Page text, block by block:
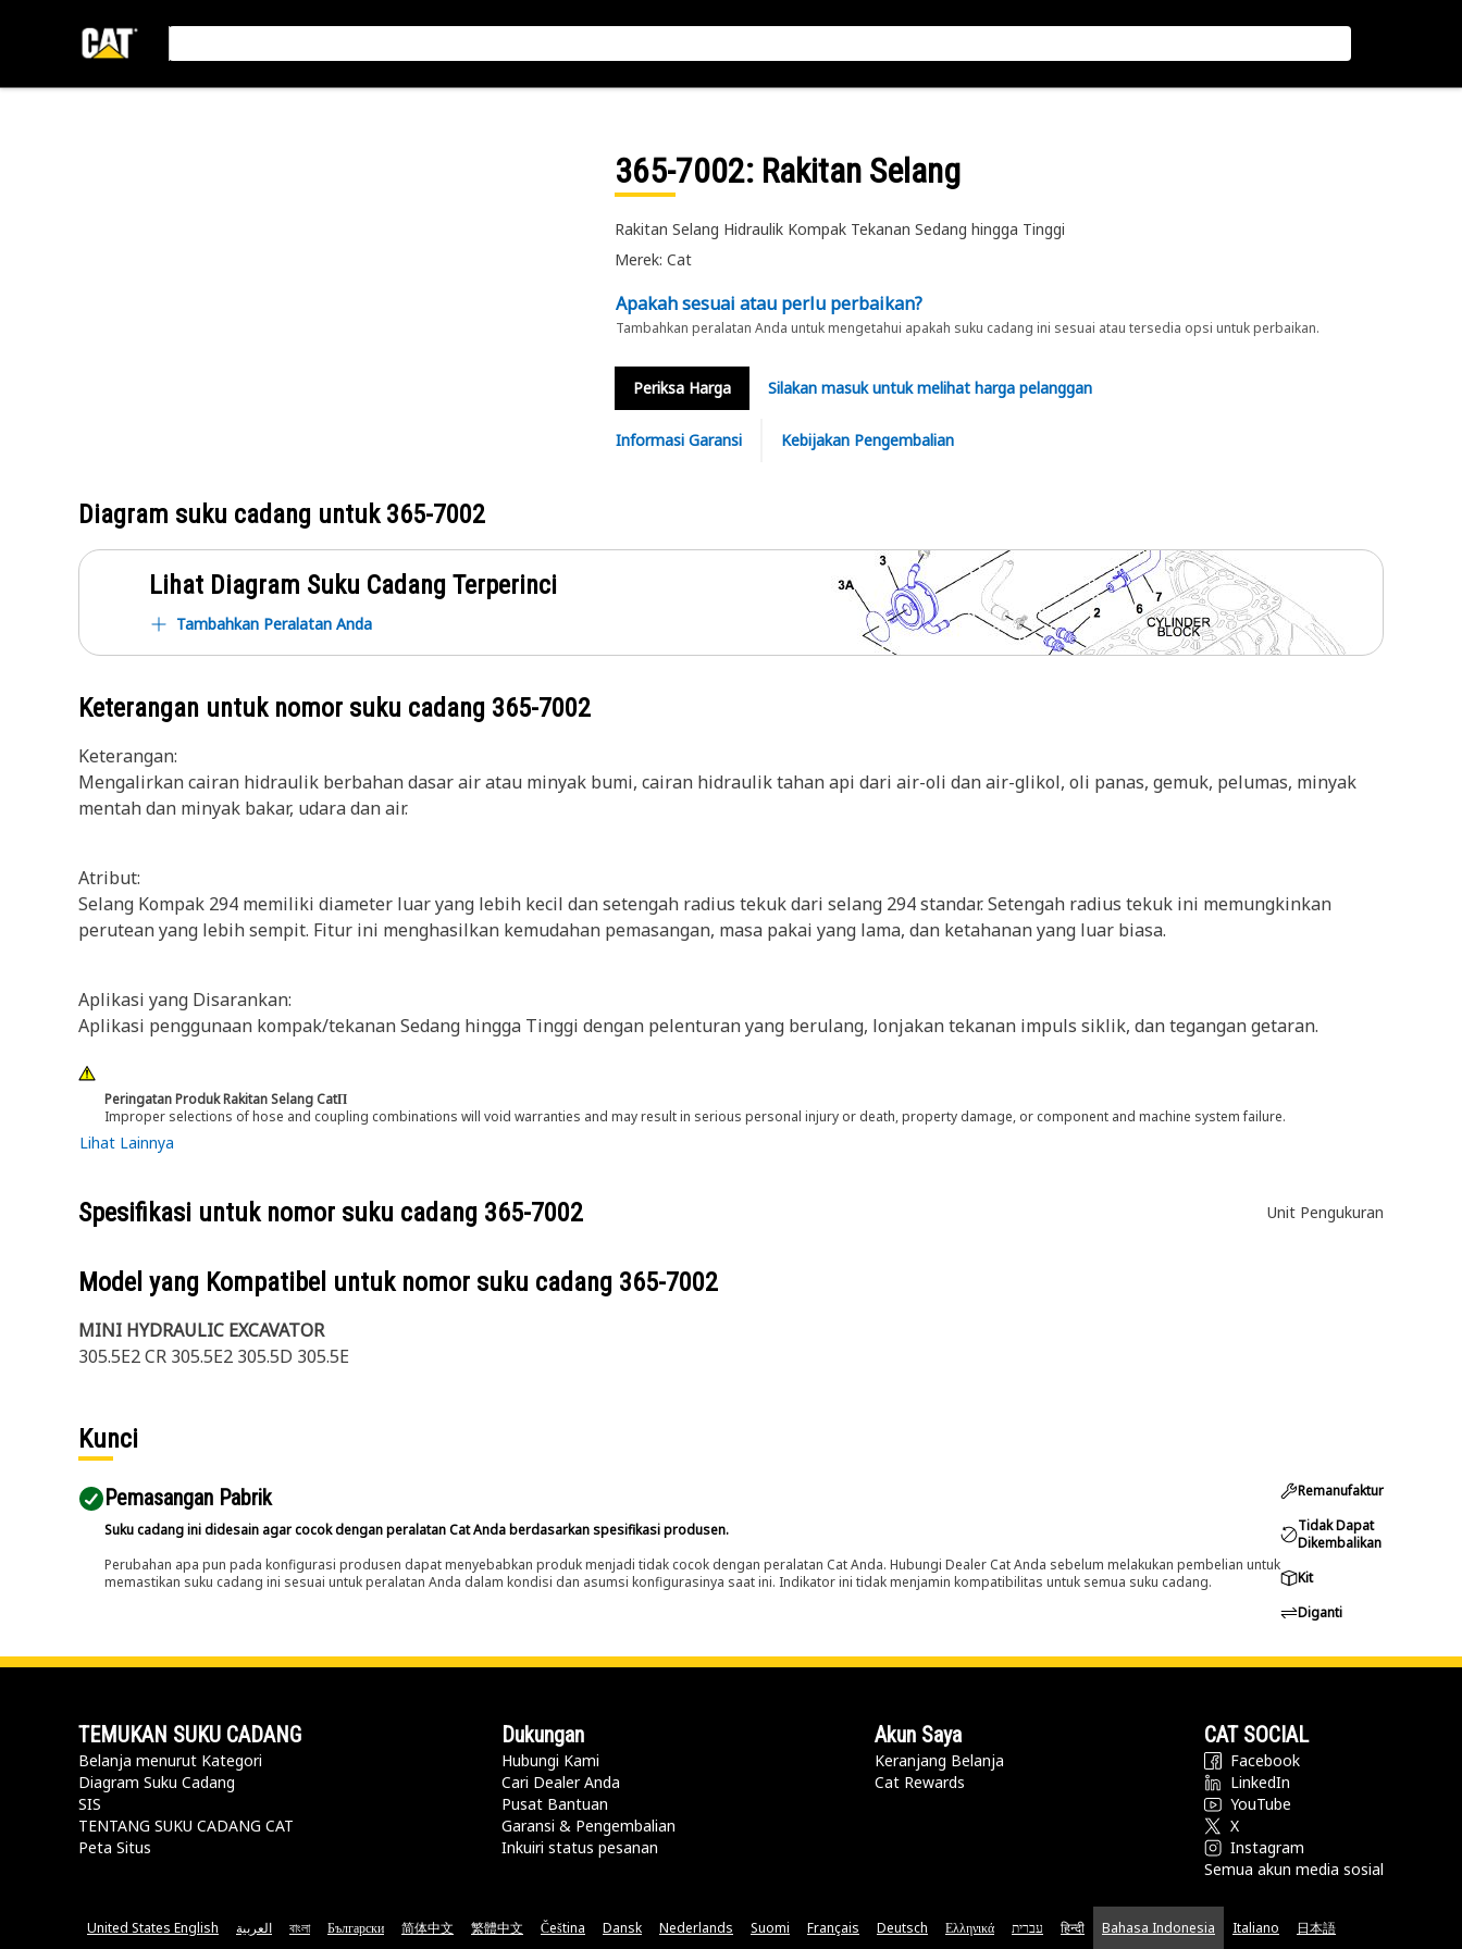
365-7002: Rakitan Selang
Rakitan Selang Hidraulik Kompak Tekanan Sedang hingga Tinggi
Merek: Cat
Apakah sesuai atau perlu perbaikan?
Tambahkan peralatan Anda untuk mengetahui apakah suku cadang ini sesuai atau tersedia opsi untuk perbaikan.
Periksa Harga Silakan masuk untuk melihat harga pelanggan
Informasi Garansi Kebijakan Pengembalian
Diagram suku cadang untuk365-7002
Lihat Diagram Suku Cadang Terperinci
Tambahkan Peralatan Anda
Keterangan untuk nomor suku cadang 365-7002
Keterangan:
Mengalirkan cairan hidraulik berbahan dasar air atau minyak bumi, cairan hidraulik tahan api dari air-oli dan air-glikol, oli panas, gemuk, pelumas, minyak
mentah dan minyak bakar, udara dan air.
Atribut:
Selang Kompak 294 memiliki diameter luar yang lebih kecil dan setengah radius tekuk dari selang 294 standar. Setengah radius tekuk ini memungkinkan
perutean yang lebih sempit. Fitur ini menghasilkan kemudahan pemasangan, masa pakai yang lama, dan ketahanan yang luar biasa.
Aplikasi yang Disarankan:
Aplikasi penggunaan kompak/tekanan Sedang hingga Tinggi dengan pelenturan yang berulang, lonjakan tekanan impuls siklik, dan tegangan getaran.
Peringatan Produk Rakitan Selang CatΠ
Improper selections of hose and coupling combinations will void warranties and may result in serious personal injury or death, property damage, or component and machine system failure.
Lihat Lainnya
Spesifikasi untuk nomor suku cadang 365-7002 Unit Pengukuran
Model yang Kompatibel untuk nomor suku cadang 365-7002
MINI HYDRAULIC EXCAVATOR
305.5E2 CR 305.5E2 305.5D 305.5E
Kunci
Pemasangan Pabrik
Suku cadang ini didesain agar cocok dengan peralatan Cat Anda berdasarkan spesifikasi produsen.
Perubahan apa pun pada konfigurasi produsen dapat menyebabkan produk menjadi tidak cocok dengan peralatan Cat Anda. Hubungi Dealer Cat Anda sebelum melakukan pembelian untuk
memastikan suku cadang ini sesuai untuk peralatan Anda dalam kondisi dan asumsi konfigurasinya saat ini. Indikator ini tidak menjamin kompatibilitas untuk semua suku cadang.
Remanufaktur
Tidak Dapat
Dikembalikan
Kit
Diganti
TEMUKAN SUKU CADANG
Belanja menurut Kategori
Diagram Suku Cadang
SIS
TENTANG SUKU CADANG CAT
Peta Situs
Dukungan
Hubungi Kami
Cari Dealer Anda
Pusat Bantuan
Garansi & Pengembalian
Inkuiri status pesanan
Akun Saya
Keranjang Belanja
Cat Rewards
CAT SOCIAL
Facebook
LinkedIn
YouTube
X
Instagram
Semua akun media sosial
United States English العربية বাংলা Български 简体中文 繁體中文 Čeština Dansk Nederlands Suomi Français Deutsch Ελληνικά עברית हिन्दी Bahasa Indonesia Italiano 日本語